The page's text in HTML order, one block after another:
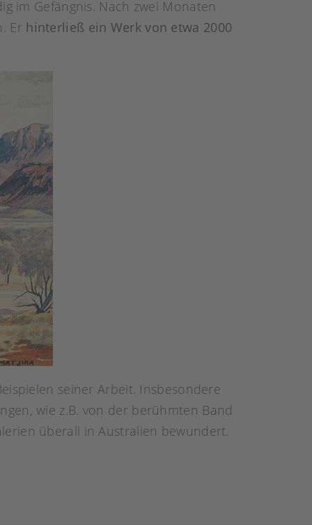
im Gefängnis. Nach zwei Monaten
Er hinterließ ein Werk von etwa 2000
seiner Arbeit. Insbesondere
wie z.B. von der berühmten Band
überall in Australien bewundert.